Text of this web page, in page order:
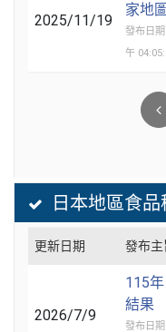
2025/11/19
家地圖
發布日
午
日本地區食
更新日期 發布主
2026/7/9
115
結果
發布日